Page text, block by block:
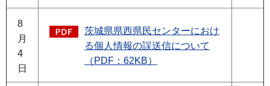
8
月
4
日
茨城県県西県民センターにおけ
る個人情報の誤送信について
（PDF：62KB）